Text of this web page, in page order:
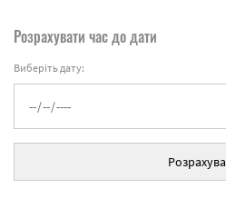
Розрахувати час до дати
Виберіть дату: